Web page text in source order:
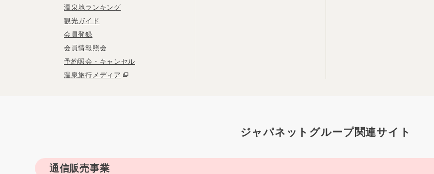
温泉地ランキング
観光ガイド
会員登録
会員情報照会
予約照会・キャンセル
温泉旅行メディア
ジャパネットグループ関連サイト
通信販売事業